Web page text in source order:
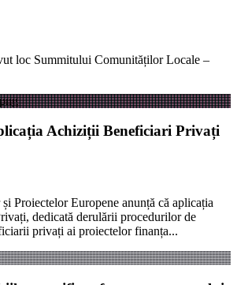
loc Summitului Comunităților Locale –
Achiziții Beneficiari Privați
Proiectelor Europene anunță că aplicația
dedicată derulării procedurilor de
privați ai proiectelor finanța...